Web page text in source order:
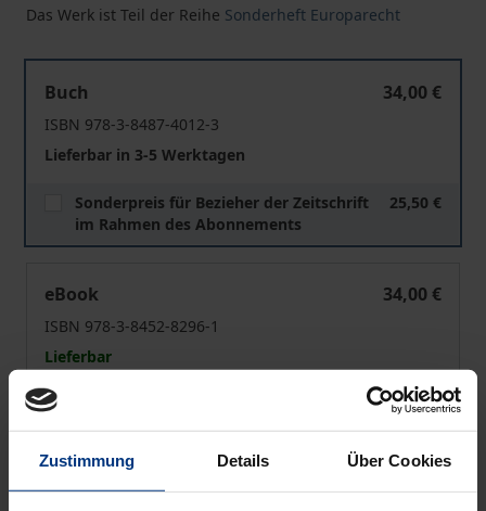
Zustimmung Details Über Cookies
Das Werk ist Teil der Reihe Sonderheft Europarecht
Buch
34,00 €
ISBN 978-3-8487-4012-3
Lieferbar in 3-5 Werktagen
Sonderpreis für Bezieher der Zeitschrift
im Rahmen des Abonnements
25,50 €
eBook
34,00 €
ISBN 978-3-8452-8296-1
Lieferbar
Preisangaben inkl. MwSt. Abhängig von der Lieferadresse
kann die MwSt. an der Kasse variieren.